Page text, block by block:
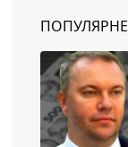
ПОПУЛЯРНЕ